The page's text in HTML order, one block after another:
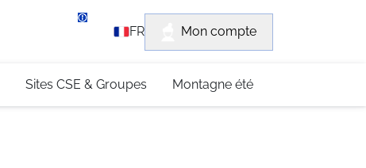
+33 (0)4 79 96 30 69
FR Mon compte
Sites CSE & Groupes Montagne été